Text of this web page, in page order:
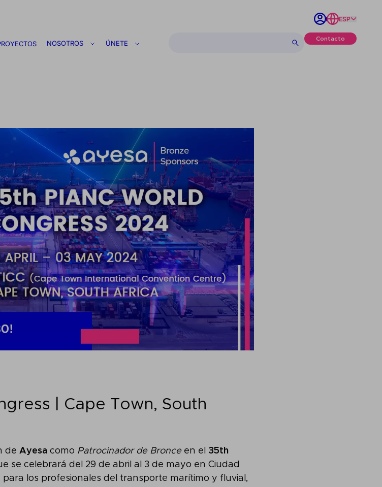
ESP
NOSOTROS ÚNETE
Contacto
| Cape Town, South
de Ayesa como Patrocinador de Bronce en el 35th
se celebrará del 29 de abril al 3 de mayo en Ciudad
los profesionales del transporte marítimo y fluvial,